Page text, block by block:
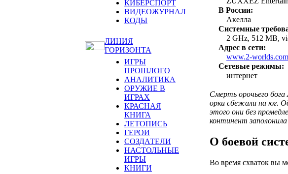
КИБЕРСПОРТ
ВИДЕОЖУРНАЛ
КОДЫ
ЛИНИЯ
ГОРИЗОНТА
ИГРЫ
ПРОШЛОГО
АНАЛИТИКА
ОРУЖИЕ В
ИГРАХ
КРАСНАЯ
КНИГА
ЛЕТОПИСЬ
ГЕРОИ
СОЗДАТЕЛИ
НАСТОЛЬНЫЕ
ИГРЫ
КНИГИ
В России:
Акелла
Системные
2 GHz, 512 MB,
Адрес в сети:
www.2-worlds.com
Сетевые режимы:
интернет
Смерть орочьего
орки сбежали на юг.
этого они без
континент
О боевой
Во время схваток вы